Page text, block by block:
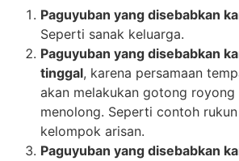
Paguyuban yang disebabkan
Seperti sanak keluarga.
Paguyuban yang disebabkan
tinggal, karena persamaan
akan melakukan gotong
menolong. Seperti contoh
kelompok arisan.
Paguyuban yang disebabkan